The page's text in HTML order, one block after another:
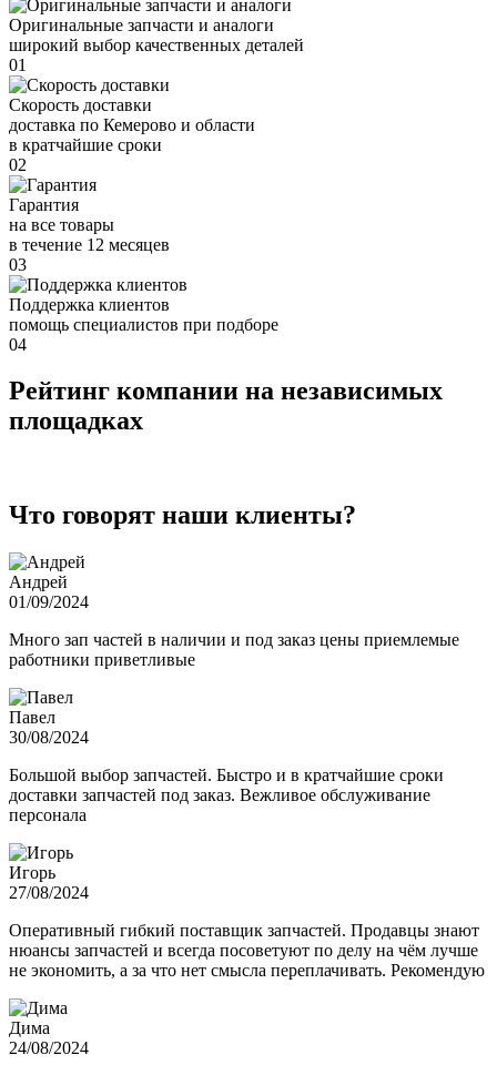
Оригинальные запчасти и аналоги
широкий выбор качественных деталей
01
Скорость доставки
доставка по Кемерово и области
в кратчайшие сроки
02
Гарантия
на все товары
в течение 12 месяцев
03
Поддержка клиентов
помощь специалистов при подборе
04
Рейтинг компании на независимых
площадках
Что говорят наши клиенты?
Андрей
01/09/2024
Много зап частей в наличии и под заказ цены приемлемые
работники приветливые
Павел
30/08/2024
Большой выбор запчастей. Быстро и в кратчайшие сроки
доставки запчастей под заказ. Вежливое обслуживание
персонала
Игорь
27/08/2024
Оперативный гибкий поставщик запчастей. Продавцы знают
нюансы запчастей и всегда посоветуют по делу на чём лучше
не экономить, а за что нет смысла переплачивать. Рекомендую
Дима
24/08/2024